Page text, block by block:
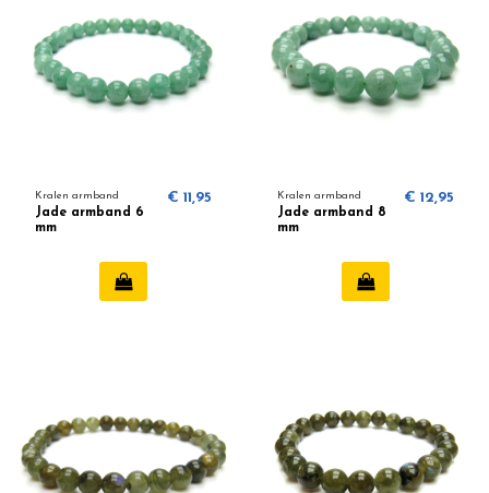
Kralen armband
Jade armband 6
mm
€ 11,95 Kralen armband
Jade armband 8
mm
€ 12,95